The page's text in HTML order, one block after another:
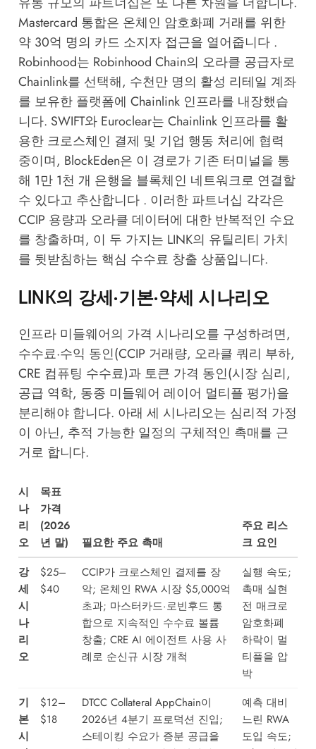
Mastercard 통합은 온체인 암호화폐 거래를 위한
약 30억 명의 카드 소지자 접근을 열어줍니다 .
Robinhood는 Robinhood Chain의 오라클 공급자로
Chainlink를 선택해, 수천만 명의 활성 리테일 계좌
를 보유한 플랫폼에 Chainlink 인프라를 내장했습
니다. SWIFT와 Euroclear는 Chainlink 인프라를 활
용한 크로스체인 결제 및 기업 행동 처리에 협력
중이며, BlockEden은 이 경로가 기존 터미널을 통
해 1만 1천 개 은행을 블록체인 네트워크로 연결할
수 있다고 추산합니다 . 이러한 파트너십 각각은
CCIP 용량과 오라클 데이터에 대한 반복적인 수요
를 창출하며, 이 두 가지는 LINK의 유틸리티 가치
를 뒷받침하는 핵심 수수료 창출 상품입니다.
LINK의 강세·기본·약세 시나리오
인프라 미들웨어의 가격 시나리오를 구성하려면,
수수료·수익 동인(CCIP 거래량, 오라클 쿼리 부하,
CRE 컴퓨팅 수수료)과 토큰 가격 동인(시장 심리,
공급 역학, 동종 미들웨어 레이어 멀티플 평가)을
분리해야 합니다. 아래 세 시나리오는 심리적 가정
이 아닌, 추적 가능한 일정의 구체적인 촉매를 근
거로 합니다.
시
나
리
오
목표
가격
(2026
년 말)
필요한 주요 촉매
주요 리스
크 요인
강
세
시
나
리
오
$25–
$40
CCIP가 크로스체인 결제를 장
악; 온체인 RWA 시장 $5,000억
초과; 마스터카드·로빈후드 통
합으로 지속적인 수수료 볼륨
창출; CRE AI 에이전트 사용 사
례로 순신규 시장 개척
실행 속도;
촉매 실현
전 매크로
암호화폐
하락이 멀
티플을 압
박
기
본
시
$12–
$18
DTCC Collateral AppChain이
2026년 4분기 프로덕션 진입;
스테이킹 수요가 증분 공급을
예측 대비
느린 RWA
도입 속도;